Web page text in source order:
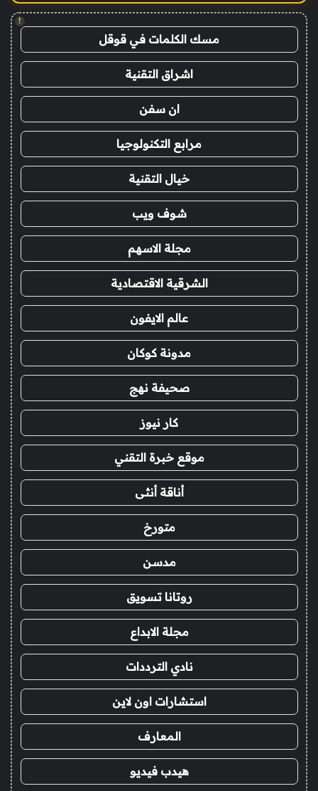
!
مسك الكلمات في قوقل
اشراق التقنية
ان سفن
مرابع التكنولوجيا
خيال التقنية
شوف ويب
مجلة الاسهم
الشرقية الاقتصادية
عالم الايفون
مدونة كوكان
صحيفة نهج
كار نيوز
موقع خبرة التقني
أناقة أنثى
متورخ
مدسن
روتانا تسويق
مجلة الابداع
نادي الترددات
استشارات اون لاين
المعارف
هيدب فيديو